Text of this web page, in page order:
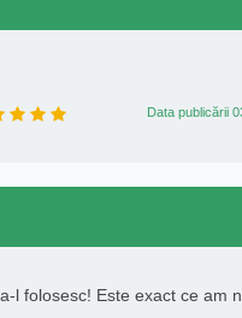
Data publicării
l folosesc! Este exact ce am